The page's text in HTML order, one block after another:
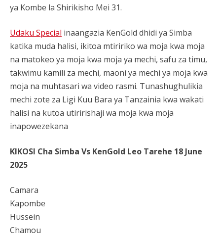
ya Kombe la Shirikisho Mei 31.
Udaku Special inaangazia KenGold dhidi ya Simba
katika muda halisi, ikitoa mtiririko wa moja kwa moja
na matokeo ya moja kwa moja ya mechi, safu za timu,
takwimu kamili za mechi, maoni ya mechi ya moja kwa
moja na muhtasari wa video rasmi. Tunashughulikia
mechi zote za Ligi Kuu Bara ya Tanzainia kwa wakati
halisi na kutoa utiririshaji wa moja kwa moja
inapowezekana
KIKOSI Cha Simba Vs KenGold Leo Tarehe 18 June
2025
Camara
Kapombe
Hussein
Chamou